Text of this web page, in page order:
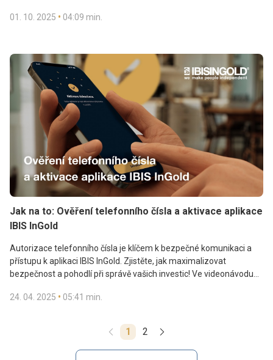
01. 10. 2025 • 04:09 min.
Jak na to: Ověření telefonního čísla a aktivace aplikace
IBIS InGold
Autorizace telefonního čísla je klíčem k bezpečné komunikaci a
přístupu k aplikaci IBIS InGold. Zjistěte, jak maximalizovat
bezpečnost a pohodlí při správě vašich investic! Ve videonávodu
aktualizovat ho v případě potřeby a jak krok za krokem aktivovat
24. 04. 2025 • 05:41 min.
1 2